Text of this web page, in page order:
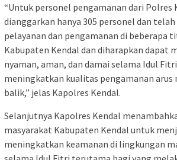
“Untuk personel pengamanan dari Polres
dianggarkan hanya 305 personel dan
pelayanan dan pengamanan di beberapa
Kabupaten Kendal dan diharapkan dapat
nyaman, aman, dan damai selama Idul
meningkatkan kualitas pengamanan arus
balik,” jelas Kapolres Kendal.
Selanjutnya Kapolres Kendal
masyarakat Kabupaten Kendal untuk
meningkatkan keamanan di lingkungan